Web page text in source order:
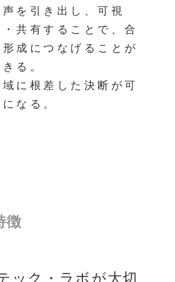
声を引き出し、可視
・共有することで、合
形成につなげることが
る。
域に根差した決断が可
なる。
徴
ック・ラボが大切